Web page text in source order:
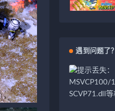
遇到问题了？